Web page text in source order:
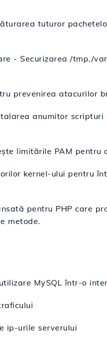
tuturor
- Securizarea /tmp,/
prevenirea atacurilor
anumitor
limitările PAM pentru
kernel-ului pentru
pentru PHP care
metode.
MySQL într-o
ip-urile serverului